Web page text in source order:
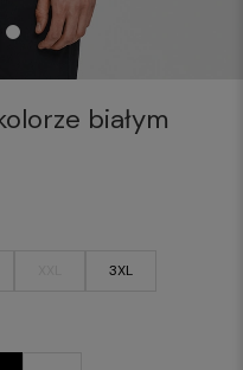
białym
3XL